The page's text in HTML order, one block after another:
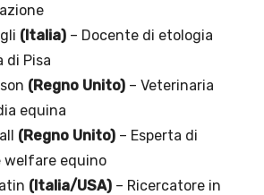
(Italia) – Docente di etologia
di Pisa
(Regno Unito) – Veterinaria
equina
(Regno Unito) – Esperta di
welfare equino
(Italia/USA) – Ricercatore in